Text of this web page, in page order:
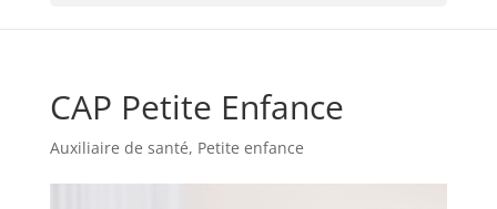
CAP Petite Enfance
Auxiliaire de santé, Petite enfance